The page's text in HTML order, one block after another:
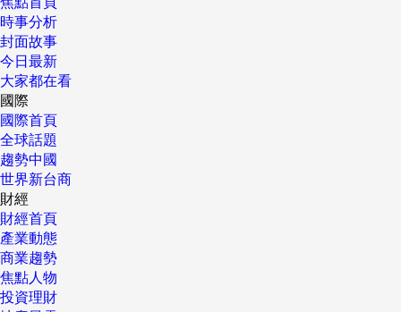
時事分析
封面故事
今日最新
大家都在看
國際
國際首頁
全球話題
趨勢中國
世界新台商
財經
財經首頁
產業動態
商業趨勢
焦點人物
投資理財